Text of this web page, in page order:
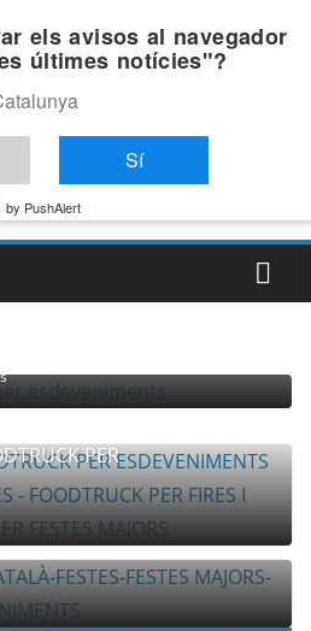
agost 7, 2026
PER
NACIONAL CATALÀ
els avisos al navegador
últimes notícies"?
Sí
by PushAlert